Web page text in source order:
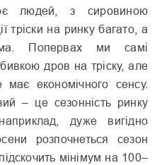
людей, з сировиною
тріски на ринку багато, а
Попервах ми самі
дров на тріску, але
економічного сенсу.
– це сезонність ринку
дуже вигідно
розпочнеться сезон
мінімум на 100–